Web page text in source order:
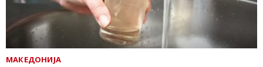
МАКЕДОНИЈА